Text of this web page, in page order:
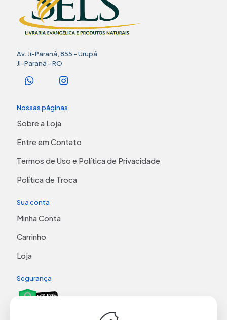
Av. Ji-Paraná, 855 - Urupá
Ji-Paraná - RO
Nossas páginas
Sobre a Loja
Entre em Contato
Termos de Uso e Política de Privacidade
Política de Troca
Sua conta
Minha Conta
Carrinho
Loja
Segurança